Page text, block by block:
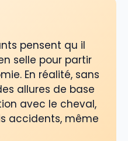
pensent qu il
selle pour partir
En réalité, sans
allures de base
avec le cheval,
accidents, même